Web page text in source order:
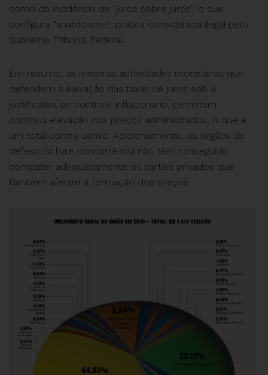
como da incidência de “juros sobre juros”, o que
configura “anatocismo”, prática considerada ilegal pelo
Supremo Tribunal Federal.
Em resumo, as mesmas autoridades monetárias que
defendem a elevação das taxas de juros sob a
justificativa de controle inflacionário, permitem
contínua elevação nos preços administrados, o que é
um total contra-senso. Adicionalmente, os órgãos de
defesa da livre concorrência não têm conseguido
combater adequadamente os cartéis privados que
também afetam a formação dos preços.